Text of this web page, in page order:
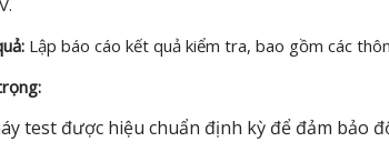
Lập báo cáo kết quả kiểm tra, bao gồm các
test được hiệu chuẩn định kỳ để đảm bảo